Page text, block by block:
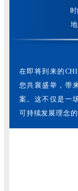
在即将到来的
您共襄盛举，带
案。这不仅是一
可持续发展理念的